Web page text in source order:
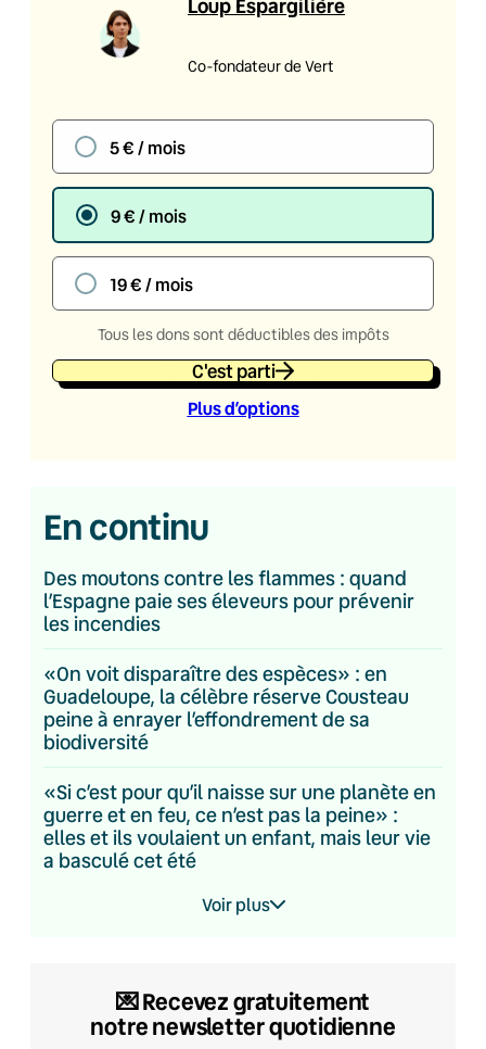
Loup Espargilière
Co-fondateur de Vert
5 € / mois
9 € / mois
19 € / mois
Tous les dons sont déductibles des impôts
C'est parti
Plus d’options
En continu
Des moutons contre les flammes : quand
l’Espagne paie ses éleveurs pour prévenir
les incendies
«On voit disparaître des espèces» : en
Guadeloupe, la célèbre réserve Cousteau
peine à enrayer l’effondrement de sa
biodiversité
«Si c’est pour qu’il naisse sur une planète en
guerre et en feu, ce n’est pas la peine» :
elles et ils voulaient un enfant, mais leur vie
a basculé cet été
Voir plus
💌​ Recevez gratuitement
notre newsletter quotidienne